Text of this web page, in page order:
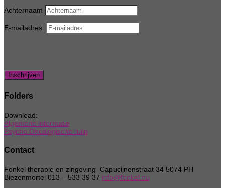
Achternaam
E-mailadres:
Folders
Download:
Algemene informatie
Psycho Oncologische hulp
Contact
Fonkel therapie en zingeving Capucijnenstraat 34 5074 PH
Biezenmortel 013 – 533 39 37 info@fonkel.nu